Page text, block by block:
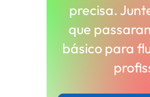
precisa.
que
básico para